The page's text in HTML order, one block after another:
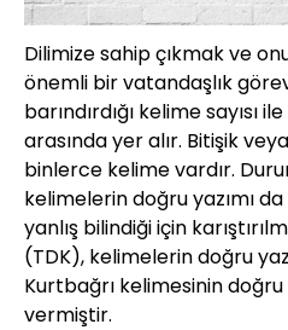
Dilimize sahip çıkmak ve
önemli bir vatandaşlık
barındırdığı kelime sayısı
arasında yer alır. Bitişik
binlerce kelime vardır.
kelimelerin doğru yazımı
yanlış bilindiği için
(TDK), kelimelerin doğru
Kurtbağrı kelimesinin doğru
vermiştir.